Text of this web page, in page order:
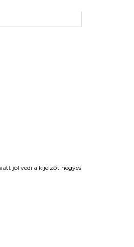
jól védi a kijelzőt hegyes